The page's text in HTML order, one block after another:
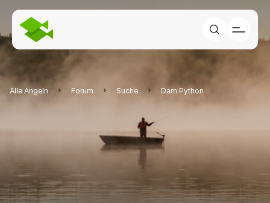
Alle Angeln Forum Suche Dam Python